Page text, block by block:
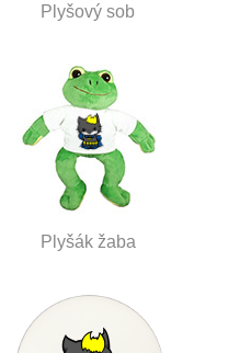
Plyšový sob
Plyšák žaba